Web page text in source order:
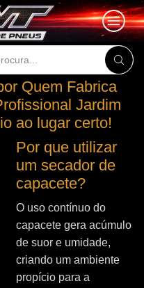
Quem Fabrica
Jardim
ao lugar certo!
Por que utilizar
um secador de
capacete?
O uso contínuo do
capacete gera acúmulo
de suor e umidade,
criando um ambiente
propício para a